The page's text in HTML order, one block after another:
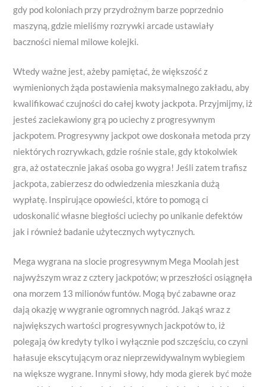
gdy pod koloniach przy przydrożnym barze poprzednio
maszyną, gdzie mieliśmy rozrywki arcade ustawiały
baczności niemal milowe kolejki.
Wtedy ważne jest, ażeby pamiętać, że większość z
wymienionych żąda postawienia maksymalnego zakładu, aby
kwalifikować czujności do całej kwoty jackpota. Przyjmijmy, iż
jesteś zaciekawiony grą po uciechy z progresywnym
jackpotem. Progresywny jackpot owe doskonała metoda przy
niektórych rozrywkach, gdzie rośnie stale, gdy ktokolwiek
gra, aż ostatecznie jakaś osoba go wygra! Jeśli zatem trafisz
jackpota, zabierzesz do odwiedzenia mieszkania dużą
wypłatę. Inspirujące opowieści, które to pomogą ci
udoskonalić własne biegłości uciechy po unikanie defektów
jak i również badanie użytecznych wytycznych.
Mega wygrana na slocie progresywnym Mega Moolah jest
najwyższym wraz z cztery jackpotów; w przeszłości osiągnęła
ona morzem 13 milionów funtów. Mogą być zabawne oraz
dają okazję w wygranie ogromnych nagród. Jakąś wraz z
największych wartości progresywnych jackpotów to, iż
polegają ów kredyty tylko i wyłącznie pod szczęściu, co czyni
hałasuje ekscytującym oraz nieprzewidywalnym wybiegiem
na większe wygrane. Innymi słowy, hdy moda gierek być może